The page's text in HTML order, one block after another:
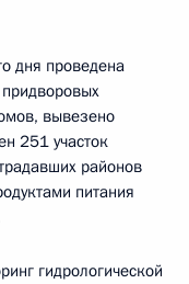
дня проведена
вывезено
251 участок
районов
питания
гидрологической